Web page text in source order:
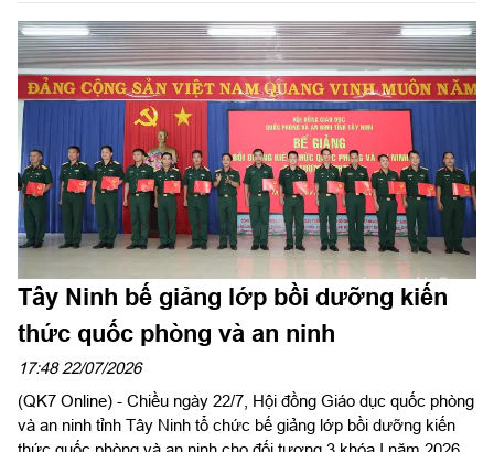
Tây Ninh bế giảng lớp bồi dưỡng kiến
thức quốc phòng và an ninh
17:48 22/07/2026
(QK7 Online) - Chiều ngày 22/7, Hội đồng Giáo dục quốc phòng
và an ninh tỉnh Tây Ninh tổ chức bế giảng lớp bồi dưỡng kiến